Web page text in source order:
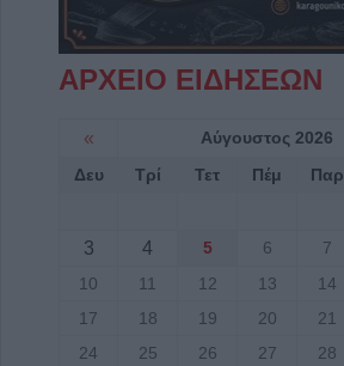
ΑΡΧΕΙΟ ΕΙΔΗΣΕΩΝ
« Αύγουστος 2026
Δευ Τρί Τετ Πέμ Παρ
3
4 5 6 7
10
11 12 13 14
17
18 19 20 21
24
25 26 27 28